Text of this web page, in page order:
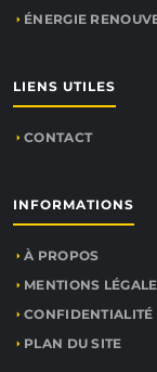
ÉNERGIE
LIENS UTILES
CONTACT
INFORMATIONS
À PROPOS
MENTIONS
CONFIDENTIALITÉ
PLAN DU SITE